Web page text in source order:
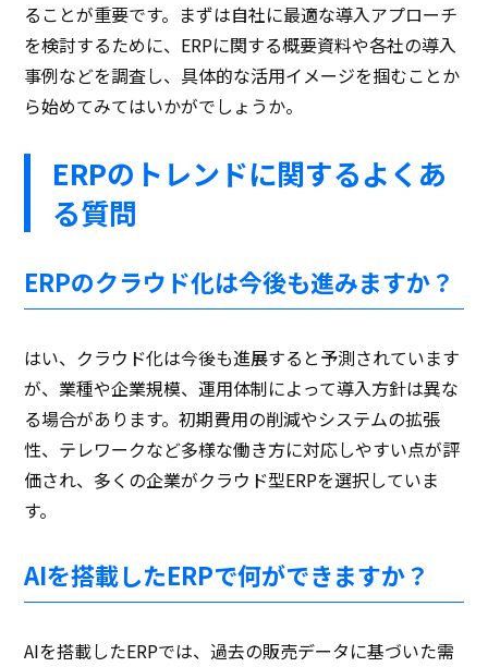
ることが重要です。まずは自社に最適な導入アプローチ
を検討するために、ERPに関する概要資料や各社の導入
事例などを調査し、具体的な活用イメージを掴むことか
ら始めてみてはいかがでしょうか。
ERPのトレンドに関するよくあ
る質問
ERPのクラウド化は今後も進みますか？
はい、クラウド化は今後も進展すると予測されています
が、業種や企業規模、運用体制によって導入方針は異な
る場合があります。初期費用の削減やシステムの拡張
性、テレワークなど多様な働き方に対応しやすい点が評
価され、多くの企業がクラウド型ERPを選択していま
す。
AIを搭載したERPで何ができますか？
AIを搭載したERPでは、過去の販売データに基づいた需